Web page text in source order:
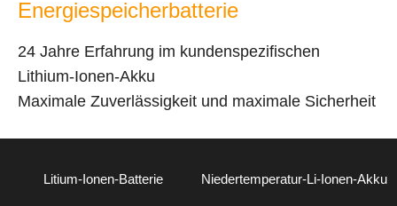
Energiespeicherbatterie
24 Jahre Erfahrung im kundenspezifischen
Lithium-Ionen-Akku
Maximale Zuverlässigkeit und maximale Sicherheit
Litium-Ionen-Batterie Niedertemperatur-Li-Ionen-Akku